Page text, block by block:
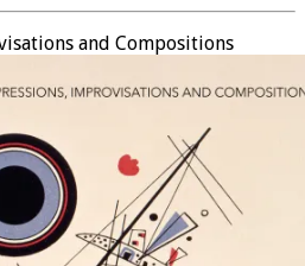
and Compositions